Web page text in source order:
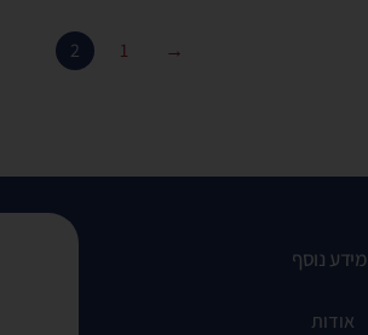
→
1
2
מידע נוסף
אודות